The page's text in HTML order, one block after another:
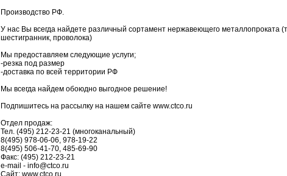
Производство РФ.
У нас Вы всегда найдете различный сортамент нержавеющего металлопроката
шестигранник, проволока)
Мы предоставляем следующие услуги;
-резка под размер
-доставка по всей территории РФ
Мы всегда найдем обоюдно выгодное решение!
Подпишитесь на рассылку на нашем сайте www.ctco.ru
Отдел продаж:
Тел. (495) 212-23-21 (многоканальный)
8(495) 978-06-06, 978-19-22
8(495) 506-41-70, 485-69-90
Факс: (495) 212-23-21
e-mail - info@ctco.ru
Сайт: www.ctco.ru